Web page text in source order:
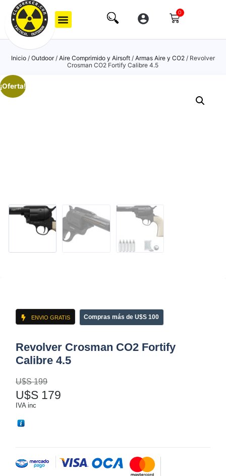
0
Inicio/ Outdoor/ Aire Comprimido y Airsoft/ Armas Aire y CO2/ Revolver
Crosman CO2 Fortify Calibre 4.5
¡Oferta!
ENVIO GRATIS Compras más de U$S 100
Revolver Crosman CO2 Fortify
Calibre 4.5
U$S199
U$S 179
IVA inc